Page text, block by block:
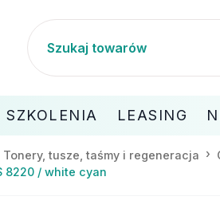
SZKOLENIA LEASING
Tonery, tusze, taśmy i regeneracja
8220 / white cyan